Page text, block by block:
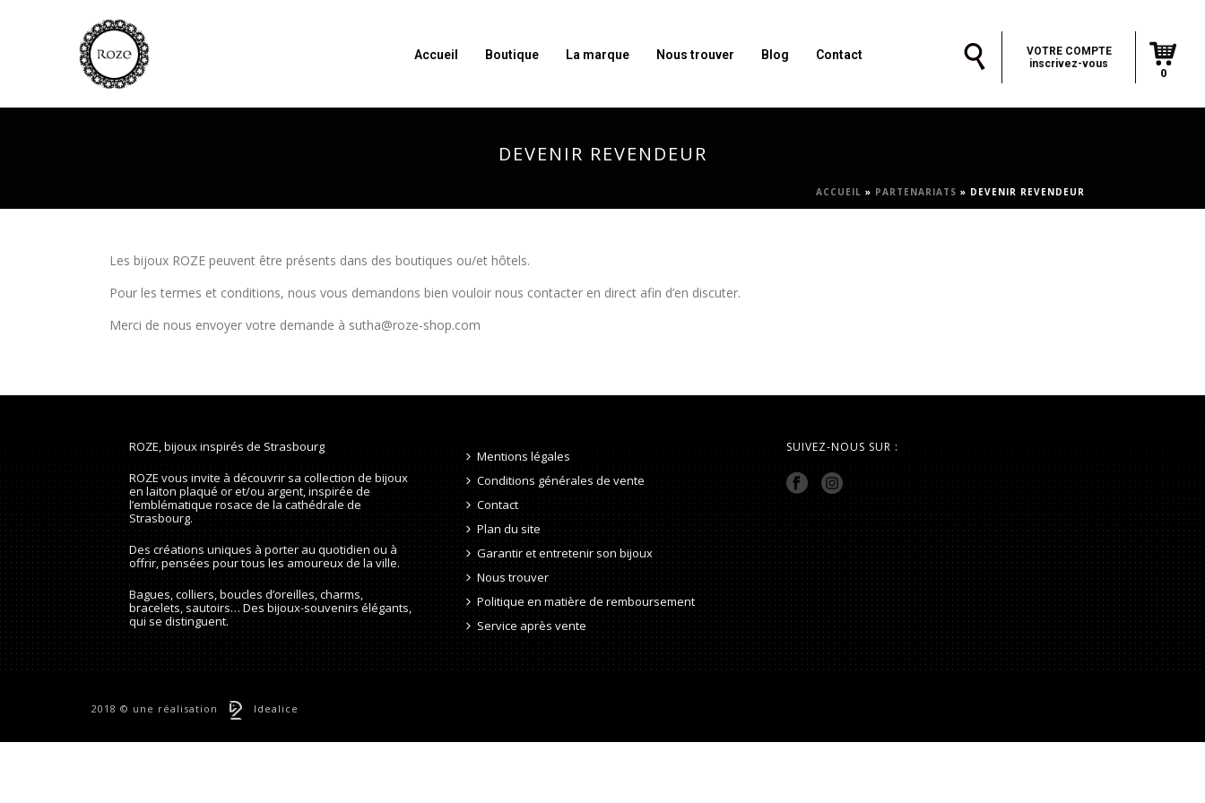
Accueil Boutique La marque Nous trouver Blog Contact
VOTRE COMPTE
inscrivez-vous
0
DEVENIR REVENDEUR
ACCUEIL » PARTENARIATS » DEVENIR REVENDEUR
Les bijoux ROZE peuvent être présents dans des boutiques ou/et hôtels.
Pour les termes et conditions, nous vous demandons bien vouloir nous contacter en direct afin d’en discuter.
Merci de nous envoyer votre demande à sutha@roze-shop.com
ROZE, bijoux inspirés de Strasbourg
ROZE vous invite à découvrir sa collection de bijoux
en laiton plaqué or et/ou argent, inspirée de
l’emblématique rosace de la cathédrale de
Strasbourg.
Des créations uniques à porter au quotidien ou à
offrir, pensées pour tous les amoureux de la ville.
Bagues, colliers, boucles d’oreilles, charms,
bracelets, sautoirs… Des bijoux-souvenirs élégants,
qui se distinguent.
Mentions légales
Conditions générales de vente
Contact
Plan du site
Garantir et entretenir son bijoux
Nous trouver
Politique en matière de remboursement
Service après vente
SUIVEZ-NOUS SUR :
2018 © une réalisation Idealice